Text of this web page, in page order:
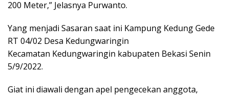
200 Meter,” Jelasnya Purwanto.
Yang menjadi Sasaran saat ini Kampung Kedung Gede
RT 04/02 Desa Kedungwaringin
Kecamatan Kedungwaringin kabupaten Bekasi Senin
5/9/2022.
Giat ini diawali dengan apel pengecekan anggota,